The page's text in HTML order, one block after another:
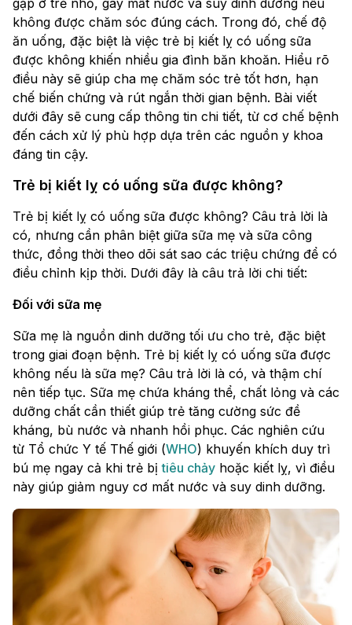
gặp ở trẻ nhỏ, gây mất nước và suy dinh dưỡng nếu
không được chăm sóc đúng cách. Trong đó, chế độ
ăn uống, đặc biệt là việc trẻ bị kiết lỵ có uống sữa
được không khiến nhiều gia đình băn khoăn. Hiểu rõ
điều này sẽ giúp cha mẹ chăm sóc trẻ tốt hơn, hạn
chế biến chứng và rút ngắn thời gian bệnh. Bài viết
dưới đây sẽ cung cấp thông tin chi tiết, từ cơ chế bệnh
đến cách xử lý phù hợp dựa trên các nguồn y khoa
đáng tin cậy.
Trẻ bị kiết lỵ có uống sữa được không?
Trẻ bị kiết lỵ có uống sữa được không? Câu trả lời là
có, nhưng cần phân biệt giữa sữa mẹ và sữa công
thức, đồng thời theo dõi sát sao các triệu chứng để có
điều chỉnh kịp thời. Dưới đây là câu trả lời chi tiết:
Đối với sữa mẹ
Sữa mẹ là nguồn dinh dưỡng tối ưu cho trẻ, đặc biệt
trong giai đoạn bệnh. Trẻ bị kiết lỵ có uống sữa được
không nếu là sữa mẹ? Câu trả lời là có, và thậm chí
nên tiếp tục. Sữa mẹ chứa kháng thể, chất lỏng và các
dưỡng chất cần thiết giúp trẻ tăng cường sức đề
kháng, bù nước và nhanh hồi phục. Các nghiên cứu
từ Tổ chức Y tế Thế giới (WHO) khuyến khích duy trì
bú mẹ ngay cả khi trẻ bịtiêu chảy hoặc kiết lỵ, vì điều
này giúp giảm nguy cơ mất nước và suy dinh dưỡng.